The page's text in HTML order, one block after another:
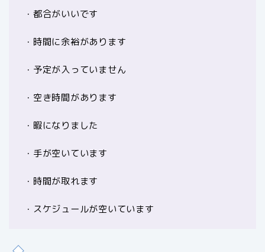
・都合がいいです
・時間に余裕があります
・予定が入っていません
・空き時間があります
・暇になりました
・手が空いています
・時間が取れます
・スケジュールが空いています